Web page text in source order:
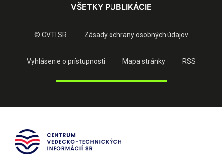
VŠETKY PUBLIKÁCIE
© CVTI SR Zásady ochrany osobných údajov
Vyhlásenie o prístupnosti Mapa stránky RSS